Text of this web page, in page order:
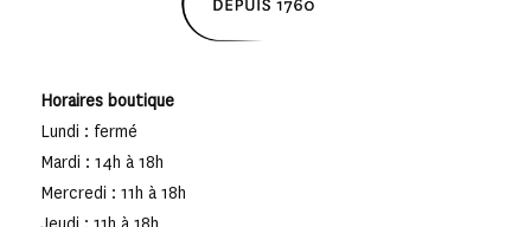
Horaires boutique
Lundi : fermé
Mardi : 14h à 18h
Mercredi : 11h à 18h